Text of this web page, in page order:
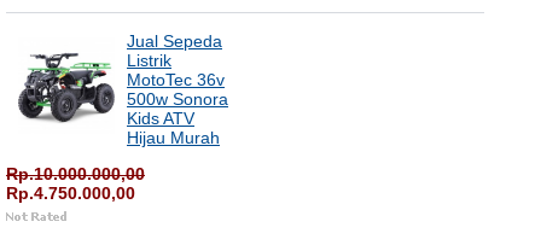
Jual Sepeda
Listrik
MotoTec 36v
500w Sonora
Kids ATV
Hijau Murah
Rp.10.000.000,00
Rp.4.750.000,00